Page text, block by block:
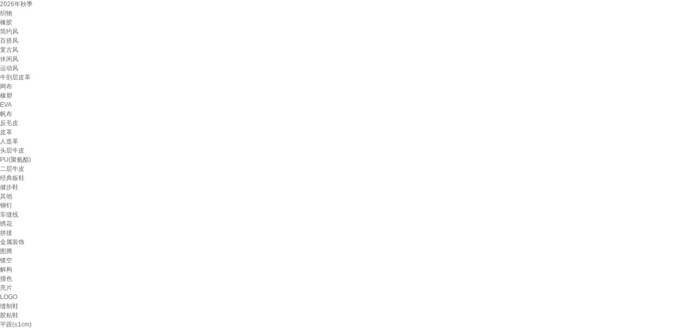
2026年秋季
织物
橡胶
简约风
百搭风
复古风
休闲风
运动风
牛剖层皮革
网布
橡塑
EVA
帆布
反毛皮
皮革
人造革
头层牛皮
PU(聚氨酯)
二层牛皮
经典板鞋
健步鞋
其他
铆钉
车缝线
绣花
拼接
金属装饰
图腾
镂空
解构
撞色
亮片
LOGO
缝制鞋
胶粘鞋
平跟(≤1cm)